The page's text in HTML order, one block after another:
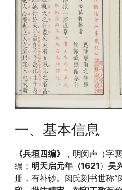
一、基本信息
《兵垣四编》
，明闵声（字
编； 明天启元年（1621）吴
册，有补钞。闵氏刻书世称“